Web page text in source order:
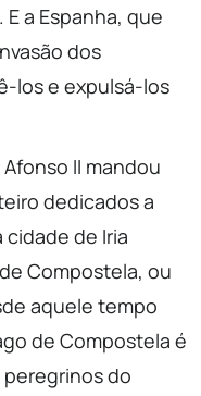
a Espanha, que
dos
los e expulsá-los
II mandou
dedicados a
cidade de Iria
Compostela, ou
aquele tempo
de Compostela é
do